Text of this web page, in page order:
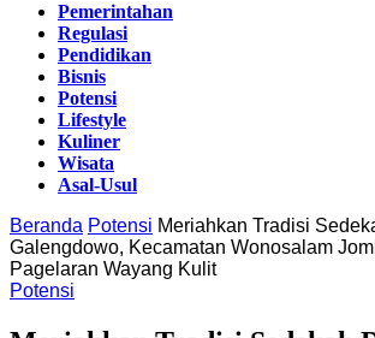
Pemerintahan
Regulasi
Pendidikan
Bisnis
Potensi
Lifestyle
Kuliner
Wisata
Asal-Usul
Beranda Potensi Meriahkan Tradisi
Galengdowo, Kecamatan Wonosalam
Pagelaran Wayang Kulit
Potensi